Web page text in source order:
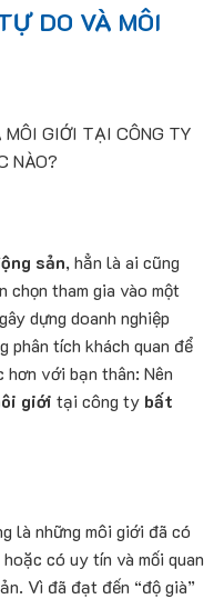
DO VÀ MÔI
GIỚI TẠI CÔNG TY
NÀO?
sản, hẳn là ai cũng
chọn tham gia vào một
dựng doanh nghiệp
phân tích khách quan để
với bạn thân: Nên
giới tại công ty bất
là những môi giới đã có
có uy tín và mối quan
Vì đã đạt đến “độ già”